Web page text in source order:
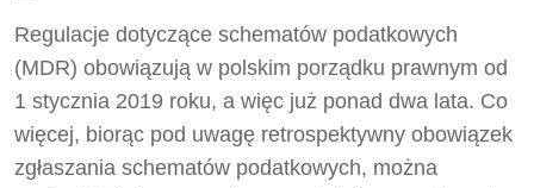
Regulacje dotyczące schematów podatkowych
(MDR) obowiązują w polskim porządku prawnym od
1 stycznia 2019 roku, a więc już ponad dwa lata. Co
więcej, biorąc pod uwagę retrospektywny obowiązek
zgłaszania schematów podatkowych, można